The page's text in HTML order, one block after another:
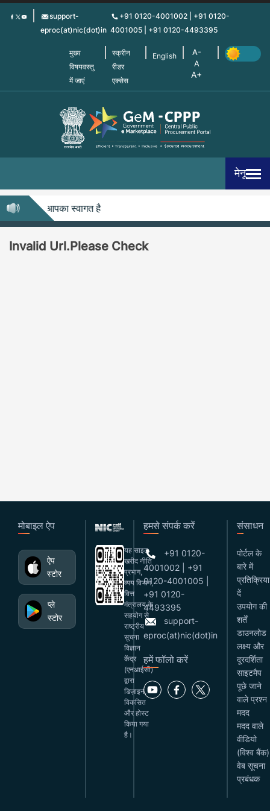
Skip
support-
eproc(at)nic(dot)in
+91 0120-4001002 | +91 0120-
4001005 | +91 0120-4493395
मुख्य
विषयवस्तु
में जाएं
स्क्रीन
रीडर
एक्सेस
English
मेनू
में आपका स्वागत है
Invalid Url.Please Check
मोबाइल ऐप
ऐप
स्टोर
प्ले
स्टोर
यह साइट
खरीद नीति
प्रभाग,
व्यय विभाग,
वित्त
मंत्रालय के
सहयोग से
राष्ट्रीय
सूचना
विज्ञान
केंद्र
(एनआईसी)
द्वारा
डिज़ाइन,
विकसित
और होस्ट
किया गया
है।
हमसे संपर्क करें
+91 0120-
4001002 | +91
0120-4001005 |
+91 0120-
4493395
support-
eproc(at)nic(dot)in
हमें फॉलो करें
संसाधन
पोर्टल के
बारे में
प्रतिक्रिया
दें
उपयोग की
शर्तें
डाउनलोड
लक्ष्य और
दूरदर्शिता
साइटमैप
पूछे जाने
वाले प्रश्न
मदद
मदद वाले
वीडियो
(विश्व बैंक)
वेब सूचना
प्रबंधक